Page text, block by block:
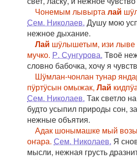
Чонемым лывырталай
Сем. Николаев. Душу мою
нежное дыхание.
Лай шӱлышетым, изи
мучко. Р. Сунгурова. Твоё
словно бабочка, хочу я
Шӱмлан-чонлан тунар
пӱртӱсын омыжак, Лай
Сем. Николаев. Так светло
будто усыпил природы сон,
нежные объятия.
Адак шонымашке мый
оҥара. Сем. Николаев. Я
мысли, нежная грусть